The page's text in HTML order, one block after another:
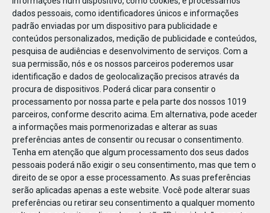
dados pessoais, como identificadores únicos e informações
padrão enviadas por um dispositivo para publicidade e
conteúdos personalizados, medição de publicidade e conteúdos,
pesquisa de audiências e desenvolvimento de serviços. Com a
sua permissão, nós e os nossos parceiros poderemos usar
identificação e dados de geolocalização precisos através da
procura de dispositivos. Poderá clicar para consentir o
processamento por nossa parte e pela parte dos nossos 1019
parceiros, conforme descrito acima. Em alternativa, pode aceder
a informações mais pormenorizadas e alterar as suas
preferências antes de consentir ou recusar o consentimento.
Tenha em atenção que algum processamento dos seus dados
pessoais poderá não exigir o seu consentimento, mas que tem o
direito de se opor a esse processamento. As suas preferências
serão aplicadas apenas a este website. Você pode alterar suas
preferências ou retirar seu consentimento a qualquer momento
OUT 31
botão fixo 360x237px